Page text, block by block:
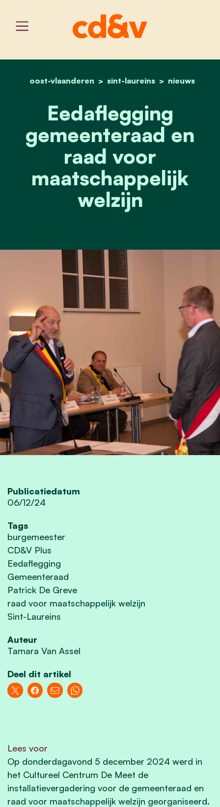
home
oost-vlaanderen sint-laureins nieuws
eedaflegging
Eedaflegging
gemeenteraad en
raad voor
maatschappelijk
welzijn
Publicatiedatum
06/12/24
Tags
burgemeester
CD&V Plus
Eedaflegging
Gemeenteraad
Patrick De Greve
raad voor maatschappelijk welzijn
Sint-Laureins
Auteur
Tamara Van Assel
Deel dit artikel
Lees voor
Op donderdagavond 5 december 2024 werd in
het Cultureel Centrum De Meet de
installatievergadering voor de gemeenteraad en
raad voor maatschappelijk welzijn georganiseerd.